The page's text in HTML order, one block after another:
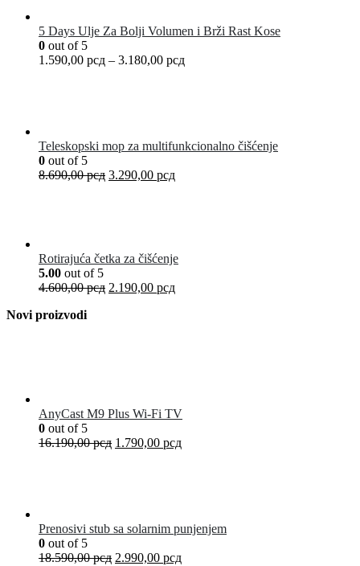
5 Days Ulje Za Bolji Volumen i Brži Rast Kose
0 out of 5
1.590,00 рсд – 3.180,00 рсд
Teleskopski mop za multifunkcionalno čišćenje
0 out of 5
8.690,00рсд 3.290,00 рсд
Rotirajuća četka za čišćenje
5.00 out of 5
4.600,00рсд 2.190,00 рсд
Novi proizvodi
AnyCast M9 Plus Wi-Fi TV
0 out of 5
16.190,00рсд 1.790,00 рсд
Prenosivi stub sa solarnim punjenjem
0 out of 5
18.590,00рсд 2.990,00 рсд